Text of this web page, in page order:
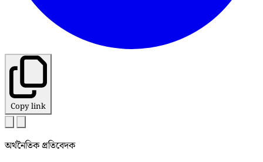
Copy link
অর্থনৈতিক প্রতিবেদক